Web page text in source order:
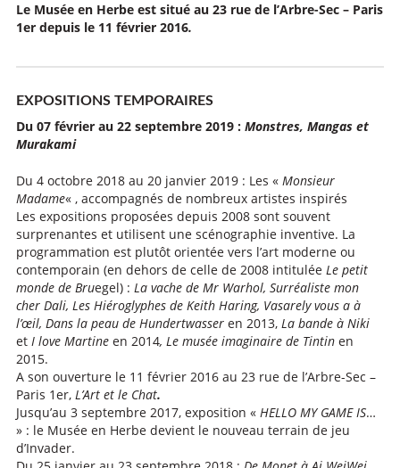
Le Musée en Herbe est situé au 23 rue de l’Arbre-Sec – Paris
1er depuis le 11 février 2016.
EXPOSITIONS TEMPORAIRES
Du 07 février au 22 septembre 2019 : Monstres, Mangas et
Murakami
Du 4 octobre 2018 au 20 janvier 2019 : Les « Monsieur
Madame« , accompagnés de nombreux artistes inspirés
Les expositions proposées depuis 2008 sont souvent
surprenantes et utilisent une scénographie inventive. La
programmation est plutôt orientée vers l’art moderne ou
contemporain (en dehors de celle de 2008 intitulée Le petit
monde de Bruegel) : La vache de Mr Warhol, Surréaliste mon
cher Dali, Les Hiéroglyphes de Keith Haring, Vasarely vous a à
l’œil, Dans la peau de Hundertwasser en 2013, La bande à Niki
et I love Martine en 2014, Le musée imaginaire de Tintin en
2015.
A son ouverture le 11 février 2016 au 23 rue de l’Arbre-Sec –
Paris 1er, L’Art et le Chat.
Jusqu’au 3 septembre 2017, exposition « HELLO MY GAME IS…
» : le Musée en Herbe devient le nouveau terrain de jeu
d’Invader.